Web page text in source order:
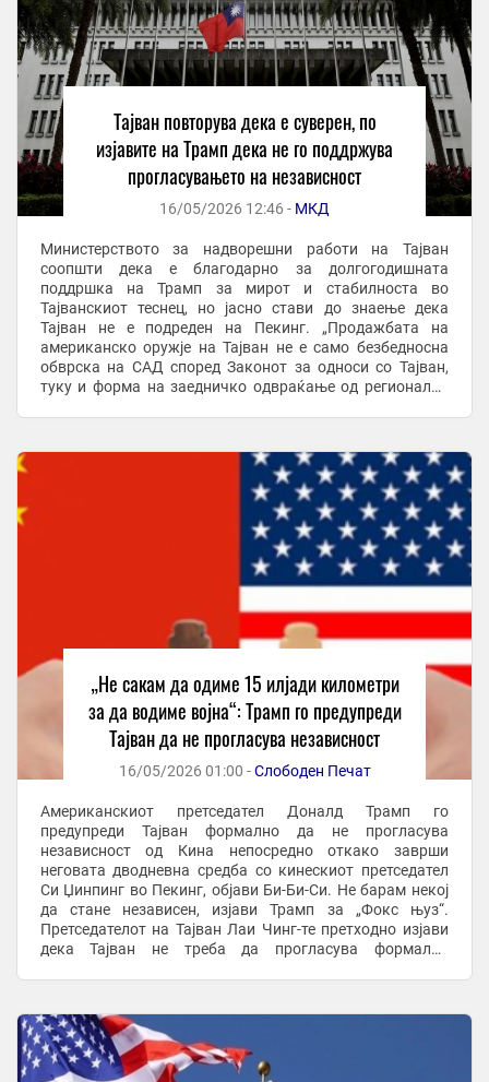
Тајван повторува дека е суверен, по
изјавите на Трамп дека не го поддржува
прогласувањето на независност
16/05/2026 12:46 - МКД
Министерството за надворешни работи на Тајван
соопшти дека е благодарно за долгогодишната
поддршка на Трамп за мирот и стабилноста во
Тајванскиот теснец, но јасно стави до знаење дека
Тајван не е подреден на Пекинг. „Продажбата на
американско оружје на Тајван не е само безбедносна
обврска на САД според Законот за односи со Тајван,
туку и форма на заедничко одвраќање од регионални
„Не сакам да одиме 15 илјади километри
за да водиме војна“: Трамп го предупреди
Тајван да не прогласува независност
16/05/2026 01:00 -Слободен Печат
Американскиот претседател Доналд Трамп го
предупреди Тајван формално да не прогласува
независност од Кина непосредно откако заврши
неговата дводневна средба со кинескиот претседател
Си Џинпинг во Пекинг, објави Би-Би-Си. Не барам некој
да стане независен, изјави Трамп за „Фокс њуз“.
Претседателот на Тајван Лаи Чинг-те претходно изјави
дека Тајван не треба да прогласува формална